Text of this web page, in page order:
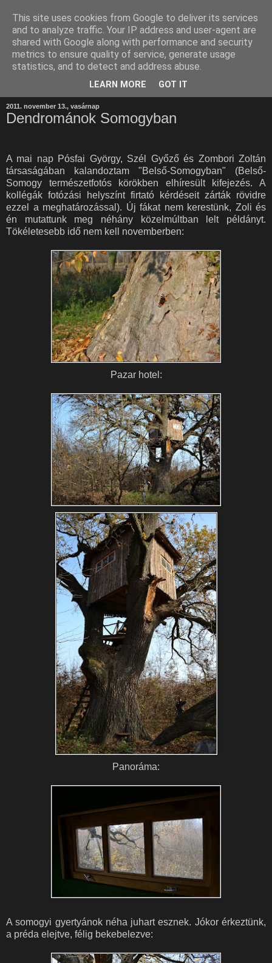
2011. november 13., vasárnap
Dendrománok Somogyban
A mai nap Pósfai György, Szél Győző és Zombori Zoltán
társaságában kalandoztam "Belső-Somogyban" (Belső-
Somogy természetfotós körökben elhíresült kifejezés. A
kollégák fotózási helyszínt firtató kérdéseit zárták rövidre
ezzel a meghatározással). Új fákat nem kerestünk, Zoli és
én mutattunk meg néhány közelmúltban lelt példányt.
Tökéletesebb idő nem kell novemberben:
Pazar hotel:
Panoráma:
A somogyi gyertyánok néha juhart esznek. Jókor érkeztünk,
a préda elejtve, félig bekebelezve:
This site uses cookies from Google to deliver its services
and to analyze traffic. Your IP address and user-agent are
shared with Google along with performance and security
metrics to ensure quality of service, generate usage
statistics, and to detect and address abuse.
LEARN MORE GOT IT